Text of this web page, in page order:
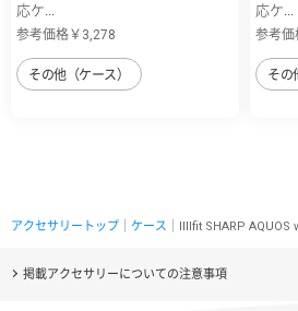
応ケ...
参考価格￥3,278
その他（ケース）
応ケ...
参考価
その
アクセサリートップ ケース ｜IIIIfit SHARP
掲載アクセサリーについての注意事項